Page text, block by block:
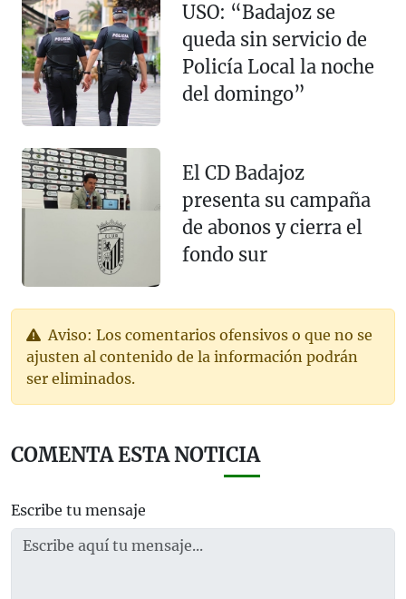
USO: “Badajoz se
queda sin servicio de
Policía Local la noche
del domingo”
El CD Badajoz
presenta su campaña
de abonos y cierra el
fondo sur
Aviso: Los comentarios ofensivos o que no se
ajusten al contenido de la información podrán
ser eliminados.
COMENTA ESTA NOTICIA
Escribe tu mensaje